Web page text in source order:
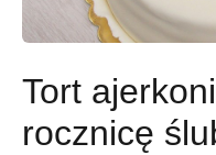
Tort
rocznicę